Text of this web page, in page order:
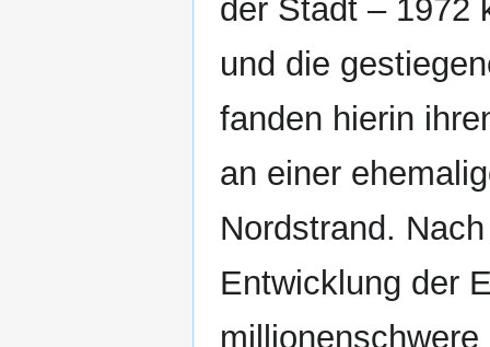
der Stadt – 1972
und die
fanden hierin
an einer
Nordstrand.
Entwicklung der